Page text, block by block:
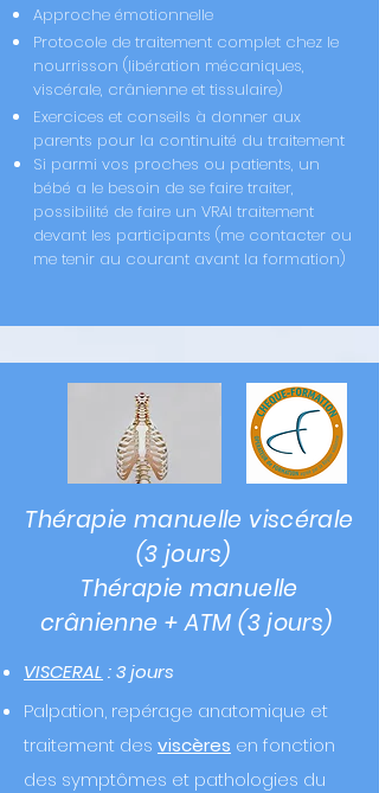
Approche émotionnelle
Protocole de traitement complet chez le
nourrisson (libération mécaniques,
viscérale, crânienne et tissulaire)
Exercices et conseils à donner aux
parents pour la continuité du traitement
Si parmi vos proches ou patients, un
bébé a le besoin de se faire traiter,
possibilité de faire un VRAI traitement
devant les participants (me contacter ou
me tenir au courant avant la formation)
Thérapie manuelle viscérale
(3 jours)
Thérapie manuelle
crânienne + ATM (3 jours)
VISCERAL : 3 jours
Palpation, repérage anatomique et
traitement des viscères en fonction
des symptômes et pathologies du